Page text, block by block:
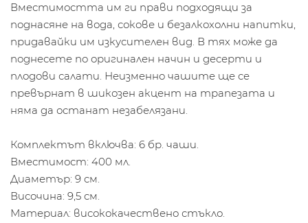
Вместимостта им ги прави подходящи за
поднасяне на вода, сокове и безалкохолни напитки,
придавайки им изкусителен вид. В тях може да
поднесете по оригинален начин и десерти и
плодови салати. Неизменно чашите ще се
превърнат в шикозен акцент на трапезата и
няма да останат незабелязани.
Комплектът включва: 6 бр. чаши.
Вместимост: 400 мл.
Диаметър: 9 см.
Височина: 9,5 см.
Материал: висококачествено стъкло.